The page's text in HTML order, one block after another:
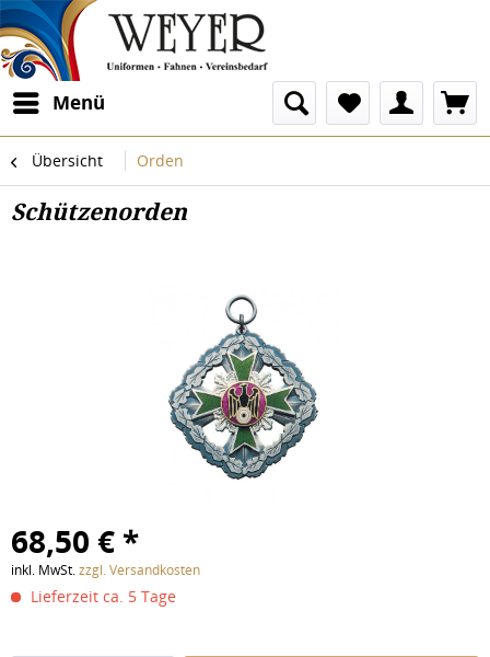
Menü
Übersicht Orden
Schützenorden
68,50 € *
inkl. MwSt.zzgl. Versandkosten
Lieferzeit ca. 5 Tage